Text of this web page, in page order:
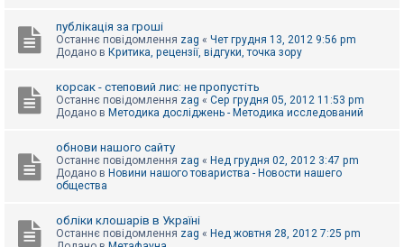
публікація за гроші
Останнє повідомлення zag « Чет грудня 13, 2012 9:56 pm
Додано в Критика, рецензії, відгуки, точка зору
корсак - степовий лис: не пропустіть
Останнє повідомлення zag « Сер грудня 05, 2012 11:53 pm
Додано в Методика досліджень - Методика исследований
обнови нашого сайту
Останнє повідомлення zag « Нед грудня 02, 2012 3:47 pm
Додано в Новини нашого товариства - Новости нашего
общества
обліки клошарів в Україні
Останнє повідомлення zag « Нед жовтня 28, 2012 7:25 pm